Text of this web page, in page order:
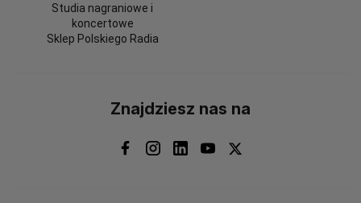
Studia nagraniowe i
koncertowe
Sklep Polskiego Radia
Znajdziesz nas na